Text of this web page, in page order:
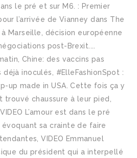
le pré et sur M6. : Premier
l’arrivée de Vianney dans The
à Marseille, décision européenne
post-Brexit....
Chine: des vaccins pas
inoculés, #ElleFashionSpot :
up made in USA. Cette fois ça y
chaussure à leur pied,
L’amour est dans le pré
évoquant sa crainte de faire
VIDEO Emmanuel
du président qui a interpellé